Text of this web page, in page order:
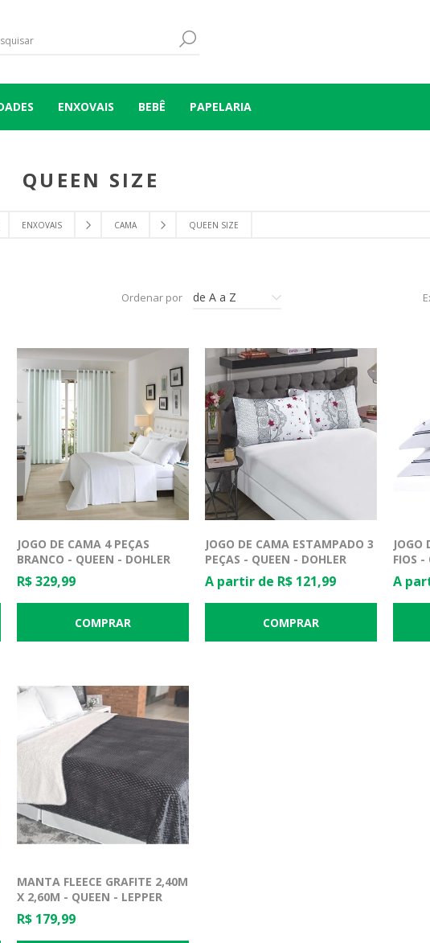
ENXOVAIS BEBÊ PAPELARIA
ENXOVAIS CAMA QUEEN SIZE
QUEEN SIZE
Ordenar por de A a Z
JOGO DE CAMA 4 PEÇAS
BRANCO - QUEEN - DOHLER
R$ 329,99
JOGO DE CAMA ESTAMPADO 3
PEÇAS - QUEEN - DOHLER
A partir de R$ 121,99
JOGO
FIOS -
A
MANTA FLEECE GRAFITE 2,40M
X 2,60M - QUEEN - LEPPER
R$ 179,99